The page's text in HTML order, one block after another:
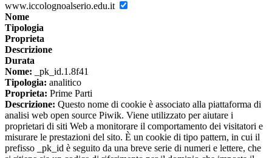
www.iccolognoalserio.edu.it
Nome
Tipologia
Proprieta
Descrizione
Durata
Nome: _pk_id.1.8f41
Tipologia: analitico
Proprieta: Prime Parti
Descrizione: Questo nome di cookie è associato alla piattaforma di
analisi web open source Piwik. Viene utilizzato per aiutare i
proprietari di siti Web a monitorare il comportamento dei visitatori e
misurare le prestazioni del sito. È un cookie di tipo pattern, in cui il
prefisso _pk_id è seguito da una breve serie di numeri e lettere, che